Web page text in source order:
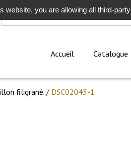
Rechercher
Accueil Catalogue
filigrané. / DSC02045-1
website, you are allowing all third-